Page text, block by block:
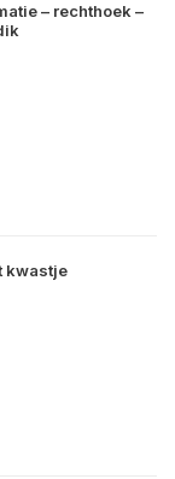
– rechthoek –
kwastje